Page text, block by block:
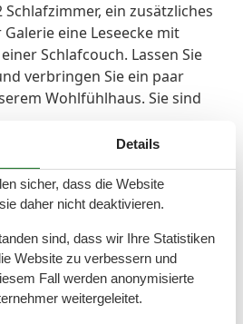
ein zusätzliches
eine Leseecke mit
Schlafcouch. Lassen Sie
verbringen Sie ein paar
Wohlfühlhaus. Sie sind
und Gebühren:
An/Abreise immer
das Objekt nur wochenweise
Samstag, buchbar.
wird im Voraus fällig und
werden. Die
abzgl. der Nebenkosten nach
Details
sicher, dass die Website
daher nicht deaktivieren.
sind, dass wir Ihre Statistiken
Website zu verbessern und
Fall werden anonymisierte
weitergeleitet.